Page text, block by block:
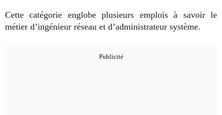
Cette catégorie englobe plusieurs emplois à savoir le
métier d’ingénieur réseau et d’administrateur système.